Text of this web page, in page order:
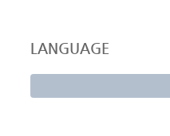
LANGUAGE